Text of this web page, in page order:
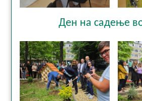
Ден на садење